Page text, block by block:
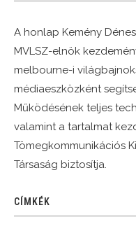
A honlap Kemény
MVLSZ-elnök
melbourne-i
médiaeszközként
Működésének teljes
valamint a tartalmat
Tömegkommunikációs
Társaság biztosítja.
CÍMKÉK